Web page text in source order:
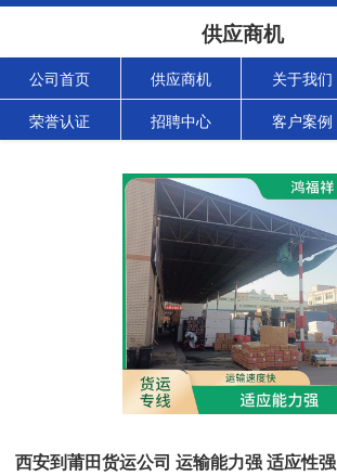
供应商机
公司首页 供应商机 关于我们
荣誉认证 招聘中心 客户案例
西安到莆田货运公司 运输能力强 适应性强